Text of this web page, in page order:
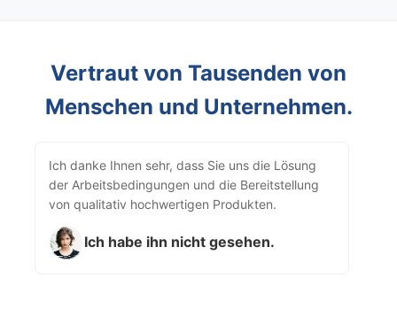
Vertraut von Tausenden von
Menschen und Unternehmen.
Ich danke Ihnen sehr, dass Sie uns die Lösung
der Arbeitsbedingungen und die Bereitstellung
von qualitativ hochwertigen Produkten.
Ich habe ihn nicht gesehen.